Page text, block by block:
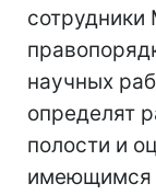
научных
определят
полости и
имеющимся